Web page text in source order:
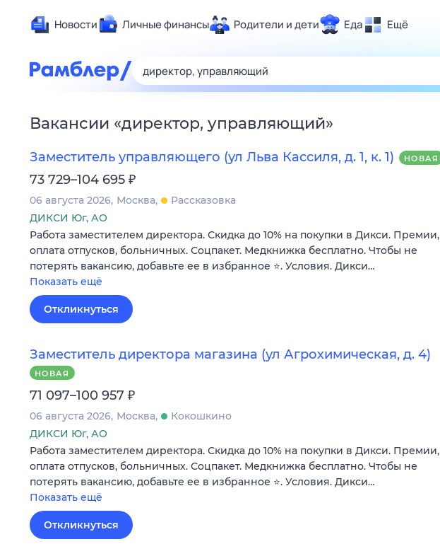
Новости Личные финансы Родители и дети Еда Ещё
Здоровье
Развлечения и отдых
Спорт
Карьера
Сберегаем вместе
Гороскопы
Вакансии «директор, управляющий»
Заместитель управляющего (ул Льва Кассиля, д. 1, к. 1) НОВАЯ
73 729–104 695 ₽
06 августа 2026 Москва
Рассказовка
ДИКСИ Юг, АО
Работа заместителем директора. Скидка до 10% на покупки в Дикси. Премии,
оплата отпусков, больничных. Соцпакет. Медкнижка бесплатно. Чтобы не
потерять вакансию, добавьте ее в избранное ⭐. Условия. Дикси…
Показать ещё
Откликнуться
Заместитель директора магазина (ул Агрохимическая, д. 4)
НОВАЯ
71 097–100 957 ₽
06 августа 2026 Москва
Кокошкино
ДИКСИ Юг, АО
Работа заместителем директора. Скидка до 10% на покупки в Дикси. Премии,
оплата отпусков, больничных. Соцпакет. Медкнижка бесплатно. Чтобы не
потерять вакансию, добавьте ее в избранное ⭐. Условия. Дикси…
Показать ещё
Откликнуться